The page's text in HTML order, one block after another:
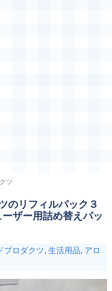
ツ
のリフィルパック３
ザー用詰め替えパッ
プロダクツ,生活用品, アロ